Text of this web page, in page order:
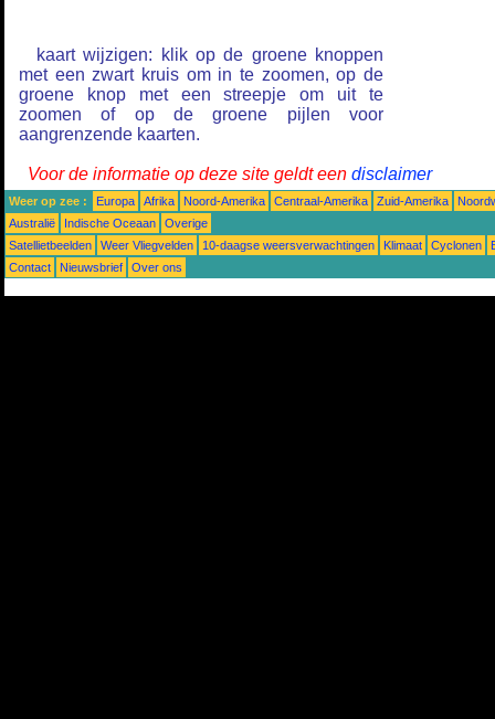
kaart wijzigen: klik op de groene knoppen
met een zwart kruis om in te zoomen, op de
groene knop met een streepje om uit te
zoomen of op de groene pijlen voor
aangrenzende kaarten.
Voor de informatie op deze site geldt een disclaimer
Weer op zee : Europa Afrika Noord-Amerika Centraal-Amerika Zuid-Amerika
Australië
Indische Oceaan
Overige
Satellietbeelden
Weer Vliegvelden 10-daagse weersverwachtingen Klimaat Cyclonen
Contact
Nieuwsbrief Over ons